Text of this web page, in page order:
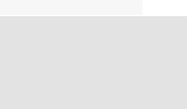
santé